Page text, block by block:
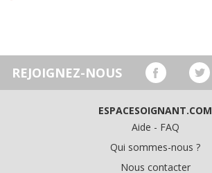
REJOIGNEZ-NOUS
ESPACESOIGNANT.COM
Aide - FAQ
Qui sommes-nous ?
Nous contacter